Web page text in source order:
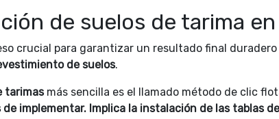
de suelos de tarima
crucial para garantizar un resultado final
de suelos.
tarimasmás sencilla es el llamado método de clic
implementar. Implica la instalación de las tablas